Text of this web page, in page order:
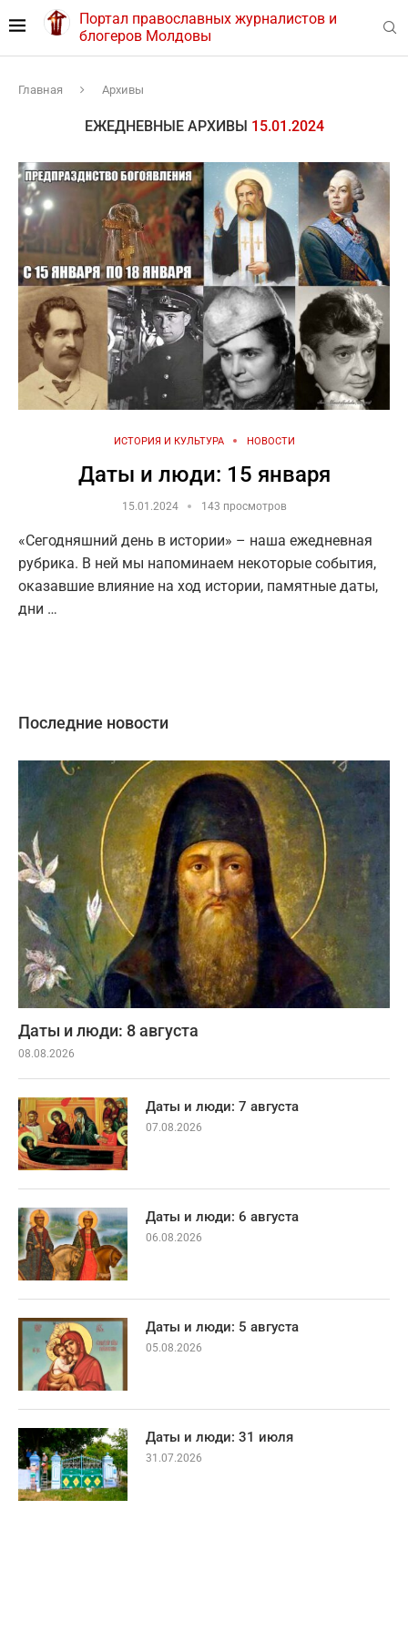
Портал православных журналистов и
блогеров Молдовы
Главная Архивы
ЕЖЕДНЕВНЫЕ АРХИВЫ 15.01.2024
ИСТОРИЯ И КУЛЬТУРА НОВОСТИ
Даты и люди: 15 января
15.01.2024 143 просмотров
«Сегодняшний день в истории» – наша ежедневная
рубрика. В ней мы напоминаем некоторые события,
оказавшие влияние на ход истории, памятные даты,
дни …
Последние новости
Даты и люди: 8 августа
08.08.2026
Даты и люди: 7 августа
07.08.2026
Даты и люди: 6 августа
06.08.2026
Даты и люди: 5 августа
05.08.2026
Даты и люди: 31 июля
31.07.2026